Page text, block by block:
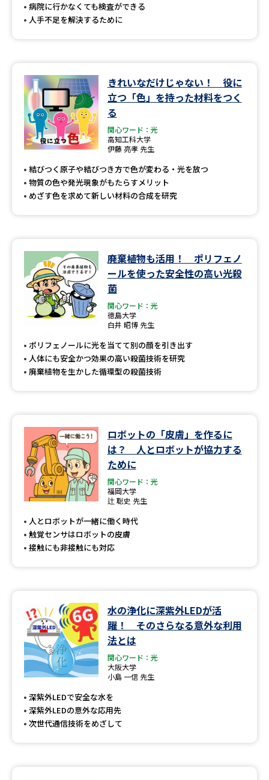
SELFBRAND特集ページ
オープンキャンパス検索 実施プログラムから探す
来場型・Web型イベント特集
先輩が入学を決めた理由 テレメール全国一斉進学調査
新生活お役立ちガイド
学問発見 学問検索
学問のミニ講義「夢ナビ講義」 学問分野解説
学問の教科書
ユーザーサポート
Ｑ＆Ａ よくあるご質問
特定商取引表記
テレメール進学カタログ
病院に行かなくても検査ができる
人手不足を解決するために
きれいなだけじゃない！ 役に
立つ「色」を持った材料をつく
る
関心ワード：光
高知工科大学
伊藤 亮孝 先生
結びつく原子や結びつき方で色が変わる・光を放つ
物質の色や発光現象がもたらすメリット
めざす色を求めて新しい材料の合成を研究
廃棄植物も活用！ ポリフェノ
ールを使った安全性の高い光殺
菌
関心ワード：光
徳島大学
白井 昭博 先生
ポリフェノールに光を当てて別の顔を引き出す
人体にも安全かつ効果の高い殺菌技術を研究
廃棄植物を生かした循環型の殺菌技術
ロボットの「皮膚」を作るに
は？ 人とロボットが協力する
ために
関心ワード：光
福岡大学
辻 聡史 先生
人とロボットが一緒に働く時代
触覚センサはロボットの皮膚
接触にも非接触にも対応
水の浄化に深紫外LEDが活
躍！ そのさらなる意外な利用
法とは
関心ワード：光
大阪大学
小島 一信 先生
深紫外LEDで安全な水を
深紫外LEDの意外な応用先
次世代通信技術をめざして